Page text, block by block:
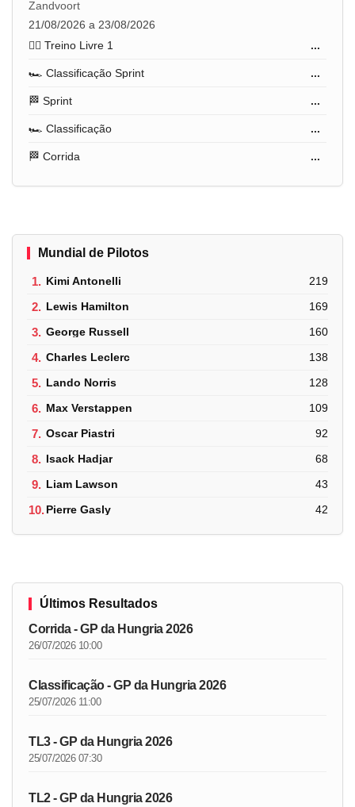
Zandvoort
21/08/2026 a 23/08/2026
🏋️‍♂️ Treino Livre 1
...
🏎️ Classificação Sprint ...
🏁 Sprint ...
🏎️ Classificação ...
🏁 Corrida ...
Mundial de Pilotos
1. Kimi Antonelli 219
2. Lewis Hamilton 169
3. George Russell 160
4. Charles Leclerc 138
5. Lando Norris 128
6. Max Verstappen 109
7. Oscar Piastri 92
8. Isack Hadjar 68
9. Liam Lawson 43
10.Pierre Gasly 42
Últimos Resultados
Corrida - GP da Hungria 2026
26/07/2026 10:00
Classificação - GP da Hungria 2026
25/07/2026 11:00
TL3 - GP da Hungria 2026
25/07/2026 07:30
TL2 - GP da Hungria 2026